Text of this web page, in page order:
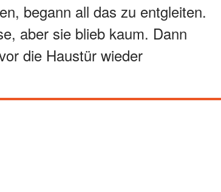
begann all das zu entgleiten.
aber sie blieb kaum. Dann
die Haustür wieder